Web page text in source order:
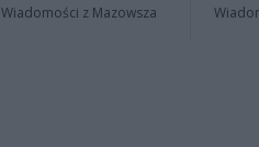
Wiadomości z Mazowsza